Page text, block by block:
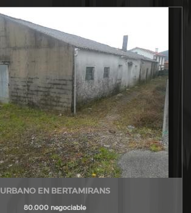
URBANO EN BERTAMIRANS
80.000 negociable